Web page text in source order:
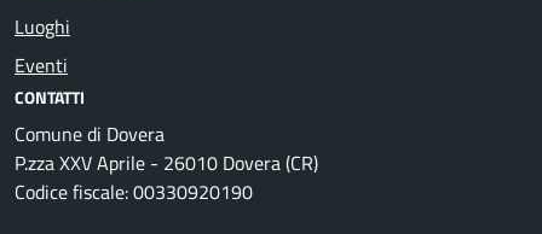
Luoghi
Eventi
CONTATTI
Comune di Dovera
P.zza XXV Aprile - 26010 Dovera (CR)
Codice fiscale: 00330920190